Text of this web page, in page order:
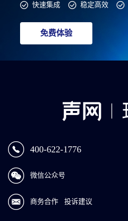
快速集成 稳定高效
免费体验
400-622-1776
微信公众号
商务合作 投诉建议